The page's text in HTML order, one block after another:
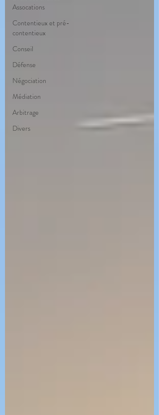
Assocations
Contentieux et pré-
contentieux
Conseil
Défense
Négociation
Médiation
Arbitrage
Divers